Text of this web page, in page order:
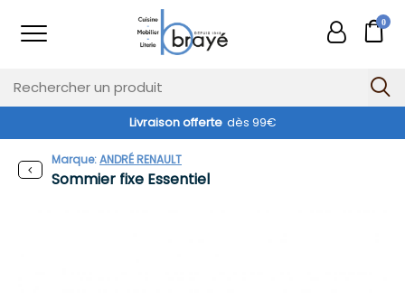
0
Livraison offerte dès 99€
Sommier fixe Essentiel
Marque:ANDRÉ RENAULT